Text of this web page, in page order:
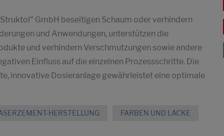
GmbH beseitigen Schaum oder verhindern
und Anwendungen, unterstützen die
und verhindern Verschmutzungen sowie andere
Einfluss auf die einzelnen Prozessschritte. Die
innovative Dosieranlage gewährleistet eine optimale
HERSTELLUNG FARBEN UND LACKE